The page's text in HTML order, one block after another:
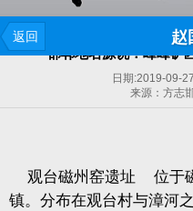
返回 赵
邯郸地名源说：峰峰
日期:2019-09-
来源：方志
观台磁州窑遗址
位于
镇。分布在观台村与漳河